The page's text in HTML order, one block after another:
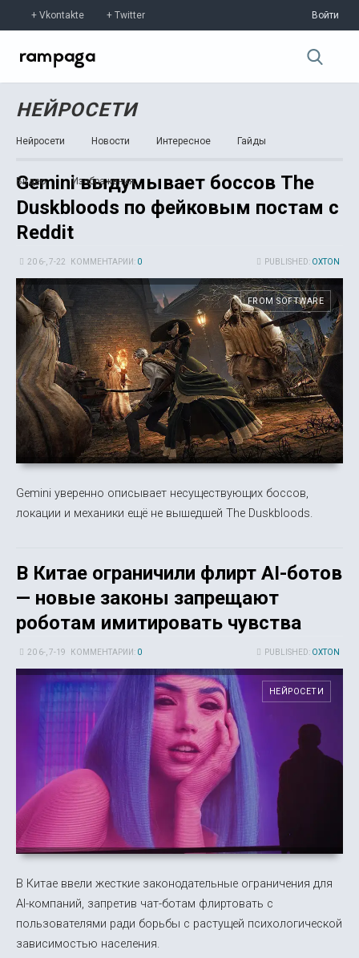
Vkontakte Twitter Войти
НЕЙРОСЕТИ
Нейросети Новости Интересное Гайды
Видео Изображения
Gemini выдумывает боссов The
Duskbloods по фейковым постам с
Reddit
PUBLISHED: OXTON
20 6-, 7-22 КОММЕНТАРИИ: 0
FROM SOFTWARE
Gemini уверенно описывает несуществующих боссов,
локации и механики ещё не вышедшей The Duskbloods.
В Китае ограничили флирт AI-ботов
— новые законы запрещают
роботам имитировать чувства
PUBLISHED: OXTON
20 6-, 7-19 КОММЕНТАРИИ: 0
НЕЙРОСЕТИ
В Китае ввели жесткие законодательные ограничения для
AI-компаний, запретив чат-ботам флиртовать с
пользователями ради борьбы с растущей психологической
зависимостью населения.